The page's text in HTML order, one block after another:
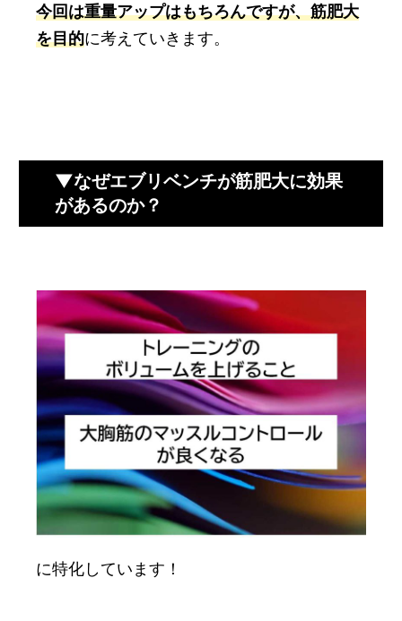
今回は重量アップはもちろんですが、筋肥大
を目的に考えていきます。
▼なぜエブリベンチが筋肥大に効果
があるのか？
に特化しています！